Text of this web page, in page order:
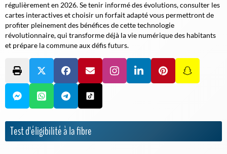
régulièrement en 2026. Se tenir informé des évolutions, consulter les
cartes interactives et choisir un forfait adapté vous permettront de
profiter pleinement des bénéfices de cette technologie
révolutionnaire, qui transforme déjà la vie numérique des habitants
et prépare la commune aux défis futurs.
Test d'éligibilité à la fibre